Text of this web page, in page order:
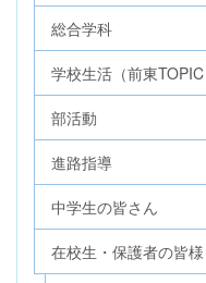
総合学科
学校生活（前東TOPIC
部活動
進路指導
中学生の皆さん
在校生・保護者の皆様